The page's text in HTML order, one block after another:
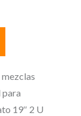
para
19″ 2 U